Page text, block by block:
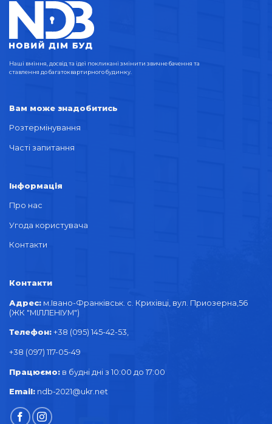
Наші вміння, досвід та ідеї покликані змінити звичне бачення та
ставлення до багатоквартирного будинку.
Вам може знадобитись
Розтермінування
Часті запитання
Інформація
Про нас
Угода користувача
Контакти
Контакти
Адрес: м.Івано-Франківськ. с. Крихівці, вул. Приозерна,56
(ЖК "МІЛЛЕНІУМ")
Телефон: +38 (095) 145-42-53,
+38 (097) 117-05-49
Працюємо: в будні дні з 10:00 до 17:00
Email: ndb-2021@ukr.net